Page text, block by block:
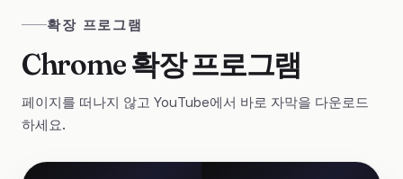
확장 프로그램
Chrome 확장 프로그램
페이지를 떠나지 않고 YouTube에서 바로 자막을 다운로드
하세요.